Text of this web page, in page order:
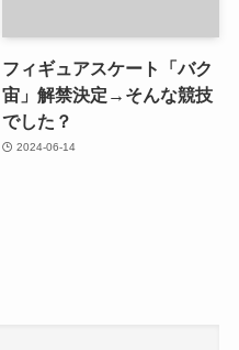
フィギュアスケート「バク
宙」解禁決定→そんな競技
でした？
2024-06-14